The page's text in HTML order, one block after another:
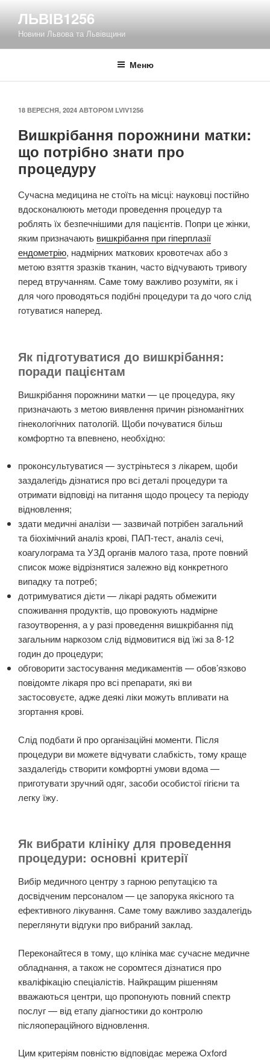
вмісту
ЛЬВІВ1256
Новини Львова та Львівщини
Меню
ОПУБЛІКОВАНО
18 ВЕРЕСНЯ, 2024 АВТОРОМ LVIV1256
Вишкрібання порожнини матки:
що потрібно знати про
процедуру
Сучасна медицина не стоїть на місці: науковці постійно
вдосконалюють методи проведення процедур та
роблять їх безпечнішими для пацієнтів. Попри це жінки,
яким призначають вишкрібання при гіперплазії
ендометрію, надмірних маткових кровотечах або з
метою взяття зразків тканин, часто відчувають тривогу
перед втручанням. Саме тому важливо розуміти, як і
для чого проводяться подібні процедури та до чого слід
готуватися наперед.
Як підготуватися до вишкрібання:
поради пацієнтам
Вишкрібання порожнини матки — це процедура, яку
призначають з метою виявлення причин різноманітних
гінекологічних патологій. Щоби почуватися більш
комфортно та впевнено, необхідно:
проконсультуватися — зустріньтеся з лікарем, щоби
заздалегідь дізнатися про всі деталі процедури та
отримати відповіді на питання щодо процесу та періоду
відновлення;
здати медичні аналізи — зазвичай потрібен загальний
та біохімічний аналіз крові, ПАП-тест, аналіз сечі,
коагулограма та УЗД органів малого таза, проте повний
список може відрізнятися залежно від конкретного
випадку та потреб;
дотримуватися дієти — лікарі радять обмежити
споживання продуктів, що провокують надмірне
газоутворення, а у разі проведення вишкрібання під
загальним наркозом слід відмовитися від їжі за 8-12
годин до процедури;
обговорити застосування медикаментів — обов’язково
повідомте лікаря про всі препарати, які ви
застосовуєте, адже деякі ліки можуть впливати на
згортання крові.
Слід подбати й про організаційні моменти. Після
процедури ви можете відчувати слабкість, тому краще
заздалегідь створити комфортні умови вдома —
приготувати зручний одяг, засоби особистої гігієни та
легку їжу.
Як вибрати клініку для проведення
процедури: основні критерії
Вибір медичного центру з гарною репутацією та
досвідченим персоналом — це запорука якісного та
ефективного лікування. Саме тому важливо заздалегідь
переглянути відгуки про вибраний заклад.
Переконайтеся в тому, що клініка має сучасне медичне
обладнання, а також не соромтеся дізнатися про
кваліфікацію спеціалістів. Найкращим рішенням
вважаються центри, що пропонують повний спектр
послуг — від етапу діагностики до контролю
післяопераційного відновлення.
Цим критеріям повністю відповідає мережа Oxford